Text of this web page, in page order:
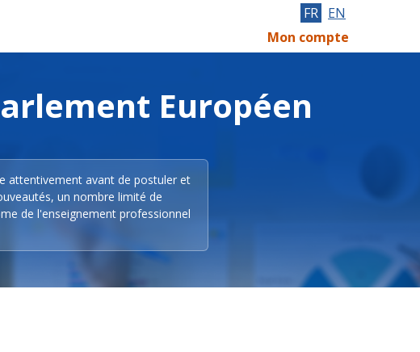
FR EN
Mon compte
Européen
attentivement avant de postuler et
un nombre limité de
de l'enseignement professionnel